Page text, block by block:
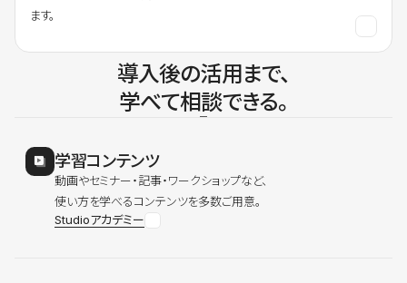
ます。
導入後の活用まで、
学べて相談できる。
学習コンテンツ
動画やセミナー・記事・ワークショップなど、
使い方を学べるコンテンツを多数ご用意。
Studioアカデミー